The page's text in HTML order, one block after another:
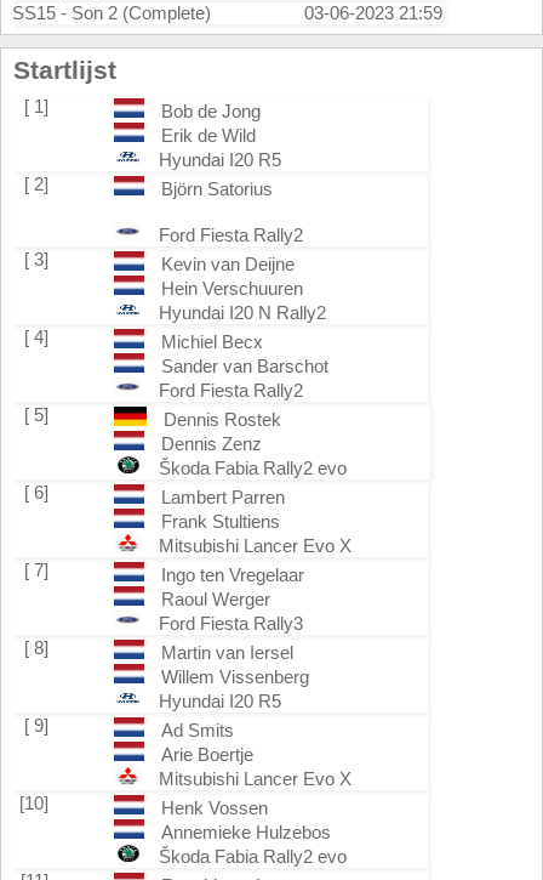
SS15 - Son 2 (Complete)
03-06-2023 21:59
Startlijst
[ 1]
Bob de Jong
Erik de Wild
Hyundai I20 R5
[ 2]
Björn Satorius
Ford Fiesta Rally2
[ 3]
Kevin van Deijne
Hein Verschuuren
Hyundai I20 N Rally2
[ 4]
Michiel Becx
Sander van Barschot
Ford Fiesta Rally2
[ 5]
Dennis Rostek
Dennis Zenz
Škoda Fabia Rally2 evo
[ 6]
Lambert Parren
Frank Stultiens
Mitsubishi Lancer Evo X
[ 7]
Ingo ten Vregelaar
Raoul Werger
Ford Fiesta Rally3
[ 8]
Martin van Iersel
Willem Vissenberg
Hyundai I20 R5
[ 9]
Ad Smits
Arie Boertje
Mitsubishi Lancer Evo X
[10]
Henk Vossen
Annemieke Hulzebos
Škoda Fabia Rally2 evo